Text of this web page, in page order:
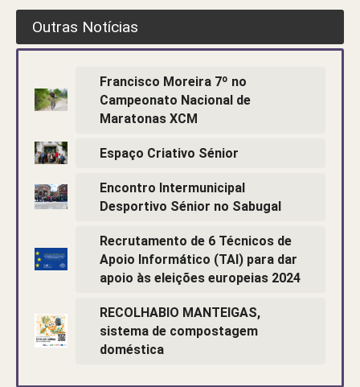
Outras Notícias
Francisco Moreira 7º no
Campeonato Nacional de
Maratonas XCM
Espaço Criativo Sénior
Encontro Intermunicipal
Desportivo Sénior no Sabugal
Recrutamento de 6 Técnicos de
Apoio Informático (TAI) para dar
apoio às eleições europeias 2024
RECOLHABIO MANTEIGAS,
sistema de compostagem
doméstica